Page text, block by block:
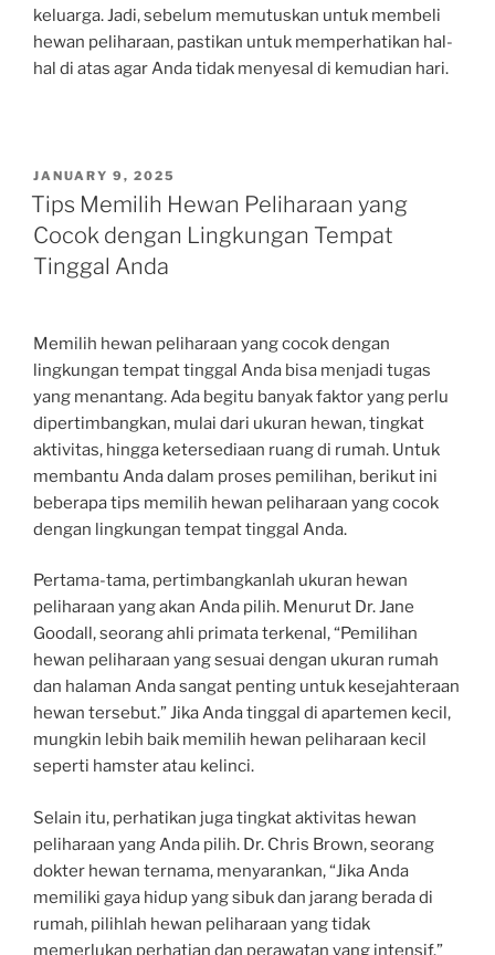
keluarga. Jadi, sebelum memutuskan untuk membeli
hewan peliharaan, pastikan untuk memperhatikan hal-
hal di atas agar Anda tidak menyesal di kemudian hari.
POSTED
ON
JANUARY 9, 2025
Tips Memilih Hewan Peliharaan yang
Cocok dengan Lingkungan Tempat
Tinggal Anda
Memilih hewan peliharaan yang cocok dengan
lingkungan tempat tinggal Anda bisa menjadi tugas
yang menantang. Ada begitu banyak faktor yang perlu
dipertimbangkan, mulai dari ukuran hewan, tingkat
aktivitas, hingga ketersediaan ruang di rumah. Untuk
membantu Anda dalam proses pemilihan, berikut ini
beberapa tips memilih hewan peliharaan yang cocok
dengan lingkungan tempat tinggal Anda.
Pertama-tama, pertimbangkanlah ukuran hewan
peliharaan yang akan Anda pilih. Menurut Dr. Jane
Goodall, seorang ahli primata terkenal, “Pemilihan
hewan peliharaan yang sesuai dengan ukuran rumah
dan halaman Anda sangat penting untuk kesejahteraan
hewan tersebut.” Jika Anda tinggal di apartemen kecil,
mungkin lebih baik memilih hewan peliharaan kecil
seperti hamster atau kelinci.
Selain itu, perhatikan juga tingkat aktivitas hewan
peliharaan yang Anda pilih. Dr. Chris Brown, seorang
dokter hewan ternama, menyarankan, “Jika Anda
memiliki gaya hidup yang sibuk dan jarang berada di
rumah, pilihlah hewan peliharaan yang tidak
memerlukan perhatian dan perawatan yang intensif.”